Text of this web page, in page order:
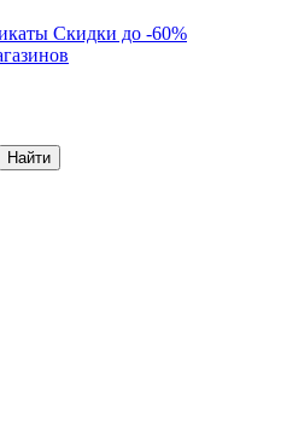
Скидки до -60%
Найти